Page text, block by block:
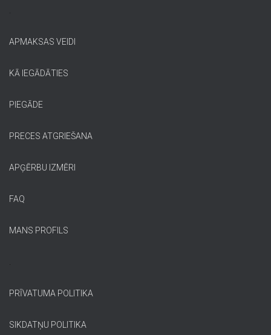
APMAKSAS VEIDI
KĀ IEGĀDĀTIES
PIEGĀDE
PRECES ATGRIEŠANA
APĢĒRBU IZMĒRI
FAQ
MANS PROFILS
PRĪVATUMA POLITIKA
SIKDATŅU POLITIKA